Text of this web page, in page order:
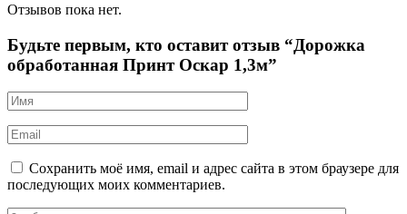
Отзывов пока нет.
Будьте первым, кто оставит отзыв “Дорожка
обработанная Принт Оскар 1,3м”
Сохранить моё имя, email и адрес сайта в этом браузере для
последующих моих комментариев.